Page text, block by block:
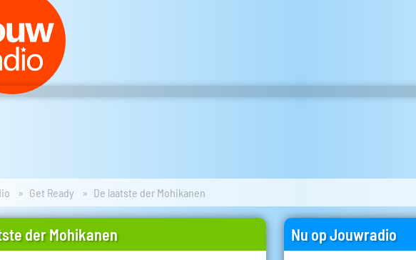
Get Ready De laatste der Mohikanen
der Mohikanen Nu op Jouwradio